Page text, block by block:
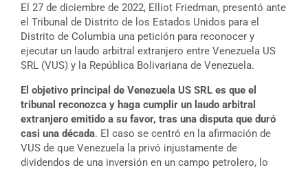
El 27 de diciembre de 2022, Elliot Friedman, presentó ante
el Tribunal de Distrito de los Estados Unidos para el
Distrito de Columbia una petición para reconocer y
ejecutar un laudo arbitral extranjero entre Venezuela US
SRL (VUS) y la República Bolivariana de Venezuela.
El objetivo principal de Venezuela US SRL es que el
tribunal reconozca y haga cumplir un laudo arbitral
extranjero emitido a su favor, tras una disputa que duró
casi una década. El caso se centró en la afirmación de
VUS de que Venezuela la privó injustamente de
dividendos de una inversión en un campo petrolero, lo